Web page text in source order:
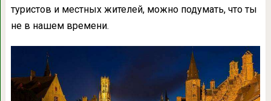
туристов и местных жителей, можно подумать, что ты
не в нашем времени.